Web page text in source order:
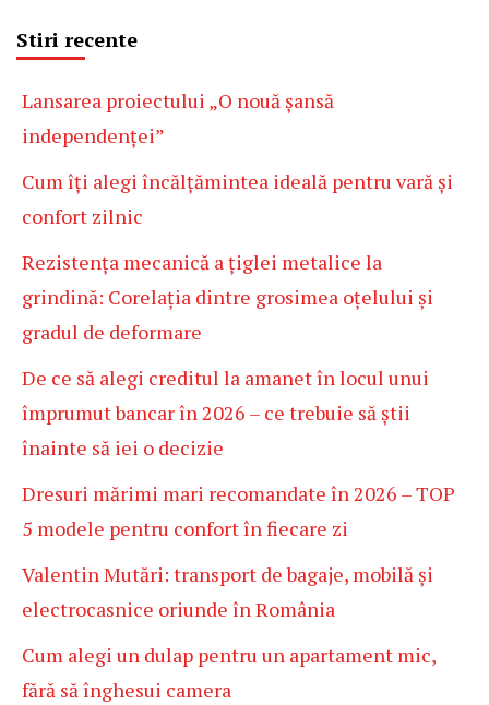
Stiri recente
Lansarea proiectului „O nouă șansă
independenței”
Cum îți alegi încălțămintea ideală pentru vară și
confort zilnic
Rezistența mecanică a țiglei metalice la
grindină: Corelația dintre grosimea oțelului și
gradul de deformare
De ce să alegi creditul la amanet în locul unui
împrumut bancar în 2026 – ce trebuie să știi
înainte să iei o decizie
Dresuri mărimi mari recomandate în 2026 – TOP
5 modele pentru confort în fiecare zi
Valentin Mutări: transport de bagaje, mobilă și
electrocasnice oriunde în România
Cum alegi un dulap pentru un apartament mic,
fără să înghesui camera